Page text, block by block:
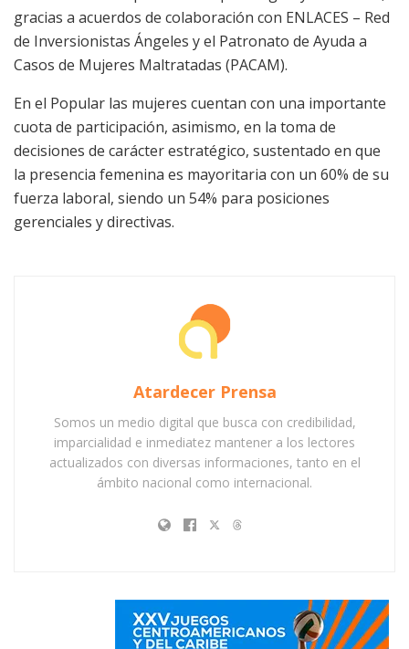
gracias a acuerdos de colaboración con ENLACES – Red
de Inversionistas Ángeles y el Patronato de Ayuda a
Casos de Mujeres Maltratadas (PACAM).
En el Popular las mujeres cuentan con una importante
cuota de participación, asimismo, en la toma de
decisiones de carácter estratégico, sustentado en que
la presencia femenina es mayoritaria con un 60% de su
fuerza laboral, siendo un 54% para posiciones
gerenciales y directivas.
Atardecer Prensa
Somos un medio digital que busca con credibilidad,
imparcialidad e inmediatez mantener a los lectores
actualizados con diversas informaciones, tanto en el
ámbito nacional como internacional.